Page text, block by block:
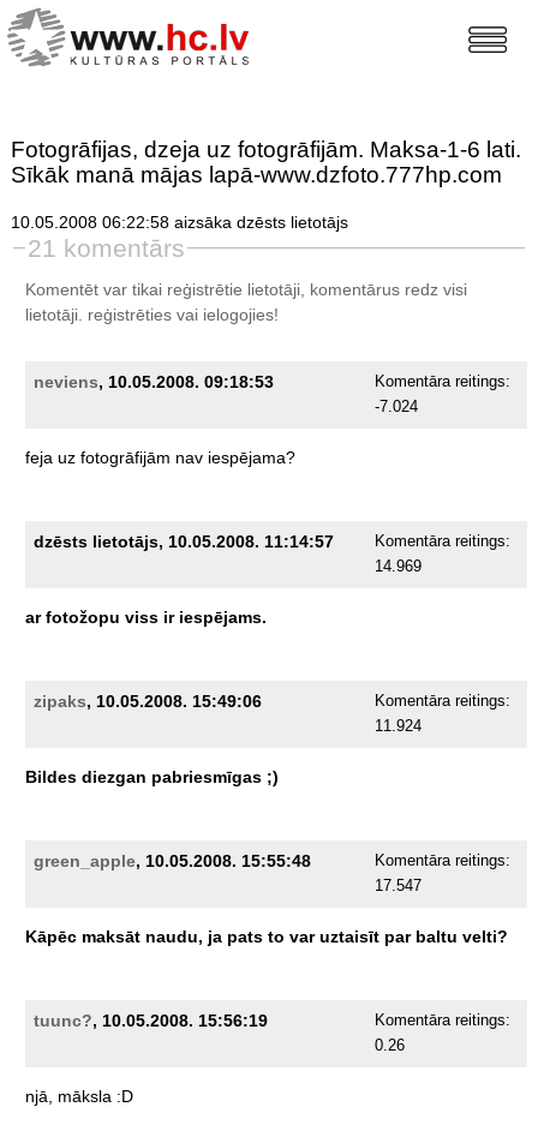
Fotogrāfijas, dzeja uz fotogrāfijām. Maksa-1-6 lati.
Sīkāk manā mājas lapā-www.dzfoto.777hp.com
10.05.2008 06:22:58 aizsāka dzēsts lietotājs
21 komentārs
Komentēt var tikai reģistrētie lietotāji, komentārus redz visi
lietotāji. reģistrētiesvai ielogojies!
neviens, 10.05.2008. 09:18:53
Komentāra reitings:
-7.024
feja uz fotogrāfijām nav iespējama?
dzēsts lietotājs, 10.05.2008. 11:14:57
Komentāra reitings:
14.969
ar fotožopu viss ir iespējams.
zipaks, 10.05.2008. 15:49:06
Komentāra reitings:
11.924
Bildes diezgan pabriesmīgas ;)
green_apple, 10.05.2008. 15:55:48
Komentāra reitings:
17.547
Kāpēc maksāt naudu, ja pats to var uztaisīt par baltu velti?
tuunc?, 10.05.2008. 15:56:19
Komentāra reitings:
0.26
njā, māksla :D